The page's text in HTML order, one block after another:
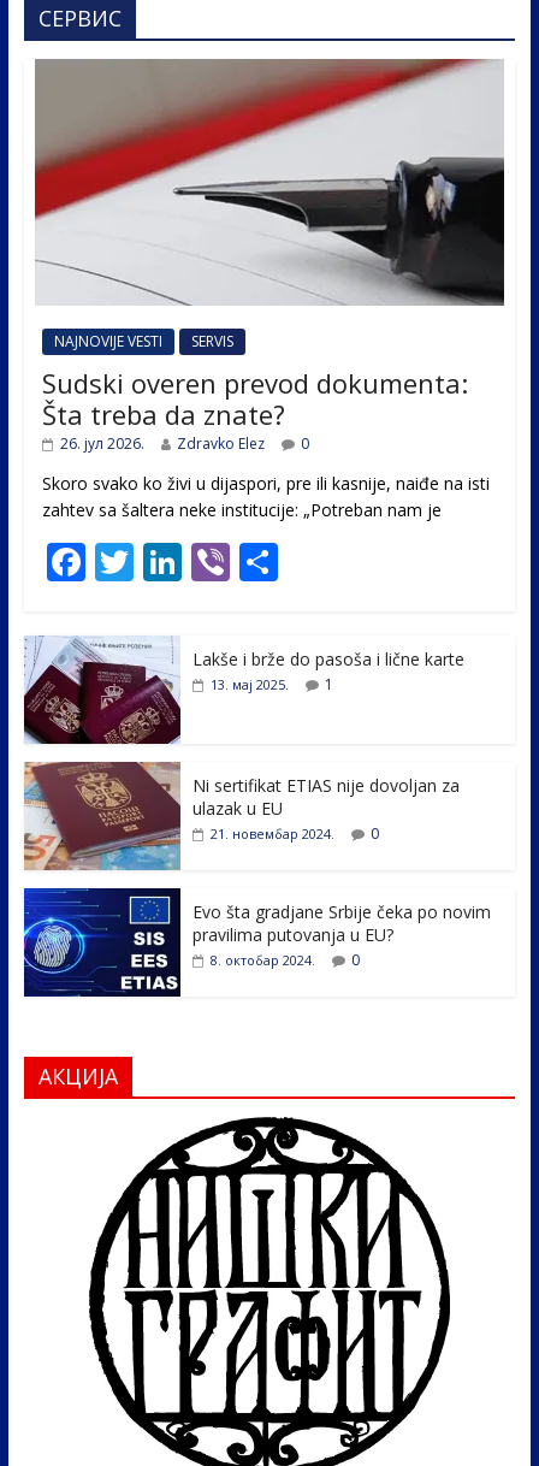
СЕРВИС
NAJNOVIJE VESTI SERVIS
Sudski overen prevod dokumenta:
Šta treba da znate?
26. јул 2026. Zdravko Elez 0
Skoro svako ko živi u dijaspori, pre ili kasnije, naiđe na isti
zahtev sa šaltera neke institucije: „Potreban nam je
F
e
b
o
o
k
T
itt
er
Li
e
Vi
er
S
ar
e
Lakše i brže do pasoša i lične karte
13. мај 2025. 1
Ni sertifikat ETIAS nije dovoljan za
ulazak u EU
21. новембар 2024. 0
Evo šta gradjane Srbije čeka po novim
pravilima putovanja u EU?
8. октобар 2024. 0
АКЦИЈА